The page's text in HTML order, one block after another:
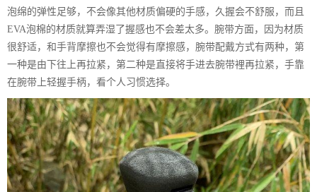
泡绵的弹性足够，不会像其他材质偏硬的手感，久握会不舒服，而且
EVA泡棉的材质就算弄湿了握感也不会差太多。腕带方面，因为材质
很舒适，和手背摩擦也不会觉得有摩擦感，腕带配戴方式有两种，第
一种是由下往上再拉紧，第二种是直接将手进去腕带裡再拉紧，手靠
在腕带上轻握手柄，看个人习惯选择。